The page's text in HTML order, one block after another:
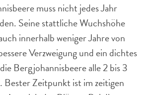
muss nicht jedes Jahr
Seine stattliche Wuchshöhe
innerhalb weniger Jahre von
Verzweigung und ein dichtes
Bergjohannisbeere alle 2 bis 3
Bester Zeitpunkt ist im zeitigen